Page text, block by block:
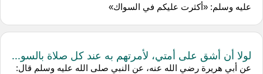
عليه وسلم: «أكثرت عليكم في السواك»
لولا أن أشق على أمتي، لأمرتهم به عند كل صلاة بالسو...
عن أبي هريرة رضي الله عنه، عن النبي صلى الله عليه وسلم قال: